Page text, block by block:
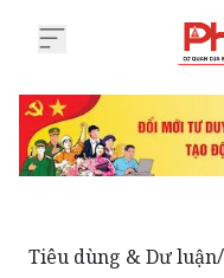
Tiêu dùng & Dư luận/